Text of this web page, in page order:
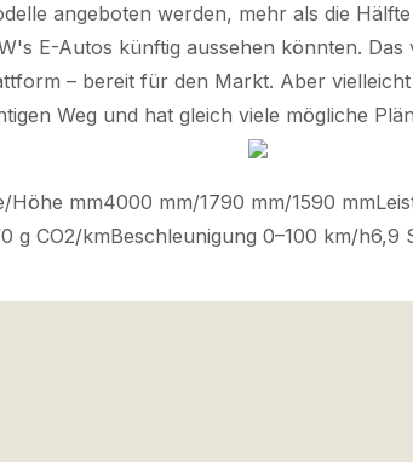
angeboten werden, mehr als die
E-Autos künftig aussehen könnten.
– bereit für den Markt. Aber
Weg und hat gleich viele mögliche
Höhe mm4000 mm/1790 mm/1590
g CO2/kmBeschleunigung 0–100 km/